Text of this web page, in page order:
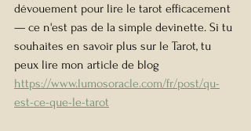
dévouement pour lire le tarot efficacement
— ce n'est pas de la simple devinette. Si tu
souhaites en savoir plus sur le Tarot, tu
peux lire mon article de blog
https://www.lumosoracle.com/fr/post/qu-
est-ce-que-le-tarot